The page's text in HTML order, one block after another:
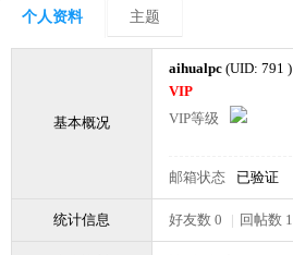
个人资料 主题
基本概况
aihualpc (UID: 791 )
VIP
VIP等级
邮箱状态 已验证
统计信息 好友数 0 | 回帖数 1